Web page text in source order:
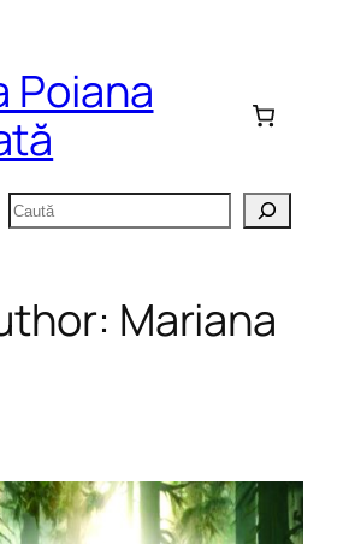
Poiana
Caută
Mariana